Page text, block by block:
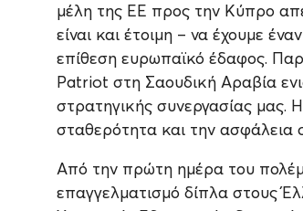
μέλη της ΕΕ προς την Κύπρο
είναι και έτοιμη – να έχουμε
επίθεση ευρωπαϊκό έδαφος.
Patriot στη Σαουδική Αραβία
στρατηγικής συνεργασίας μας.
σταθερότητα και την ασφάλεια
Από την πρώτη ημέρα του
επαγγελματισμό δίπλα στους